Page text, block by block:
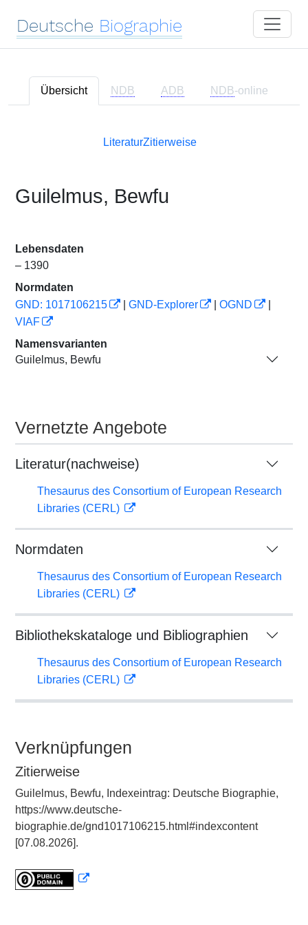
Deutsche Biographie
Übersicht NDB ADB NDB-online
LiteraturZitierweise
Guilelmus, Bewfu
Lebensdaten
– 1390
Normdaten
GND: 1017106215
GND-Explorer OGND
VIAF
Namensvarianten
Guilelmus, Bewfu
Vernetzte Angebote
Literatur(nachweise)
Thesaurus des Consortium of European Research
Libraries (CERL)
Normdaten
Thesaurus des Consortium of European Research
Libraries (CERL)
Bibliothekskataloge und Bibliographien
Thesaurus des Consortium of European Research
Libraries (CERL)
Verknüpfungen
Zitierweise
Guilelmus, Bewfu, Indexeintrag: Deutsche Biographie,
https://www.deutsche-
biographie.de/gnd1017106215.html#indexcontent
[07.08.2026].